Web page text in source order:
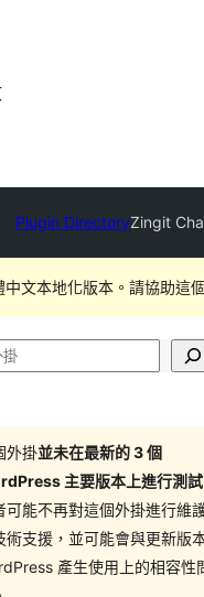
Plugin DirectoryZingit
文本地化版本。請協助這
外掛並未在最新的 3 個
主要版本上進行測試
可能不再對這個外掛進行維
術支援，並可能會與更新版
產生使用上的相容性